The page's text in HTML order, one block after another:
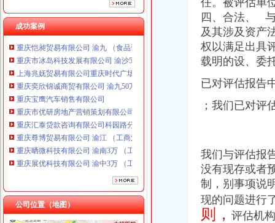
成功案例
重庆展优科技有限公司 渝中3万 （工商注册）
重庆谦如福商贸有限公司 渝南3万 （公司转让）
重庆恺昶贸易有限公司 渝九 （食品许可证）
重庆市冰岛科技发展有限公司 渝沙50万 （进出口权）
上海兆妩贸易有限公司重庆时代广场分公司 渝中 （工商注册）
重庆奕欣锦诚商贸有限公司 渝九50万 （工商注册）
重庆宝鹰汽车销售有限公司
重庆市优研房地产营销策划有限公司
重庆汇泰贷款咨询有限公司科园路分公司 渝高 （工商注册）
重庆尊博贸易有限公司 渝江 （工商注册）
重庆晒微科技有限公司 渝南3万 （工商注册）
重庆展优科技有限公司 渝中3万 （工商注册）
重庆谦如福商贸有限公司 渝南3万 （公司转让）
重庆恺昶贸易有限公司 渝九 （食品许可证）
重庆市冰岛科技发展有限公司 渝沙50万 （进出口权）
上海兆妩贸易有限公司重庆时代广场分公司 渝中 （工商注册）
公司位置（地图）
任。被评估单
四、合法、
及其涉及资产
权以满足出具
载明的设、委
已对评估报告
；我们已对评
我们与评估报
没有现存或者
制，别事项说
现的问题进行
则， 评估机